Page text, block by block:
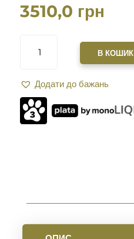
3510,0 грн
DEER
GEN4
PRO
КІЛЬКІСТЬ
В КОШИК
Додати до бажань